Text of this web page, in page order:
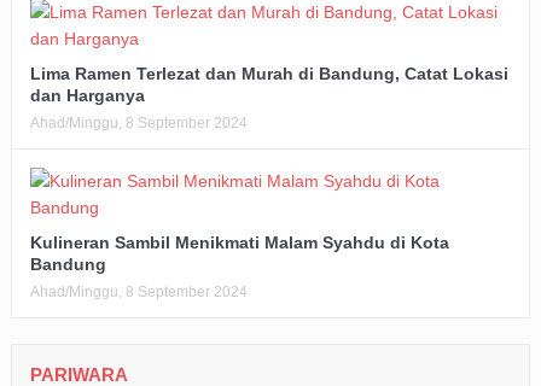
Lima Ramen Terlezat dan Murah di Bandung, Catat Lokasi
dan Harganya
Ahad/Minggu, 8 September 2024
Kulineran Sambil Menikmati Malam Syahdu di Kota
Bandung
Ahad/Minggu, 8 September 2024
PARIWARA